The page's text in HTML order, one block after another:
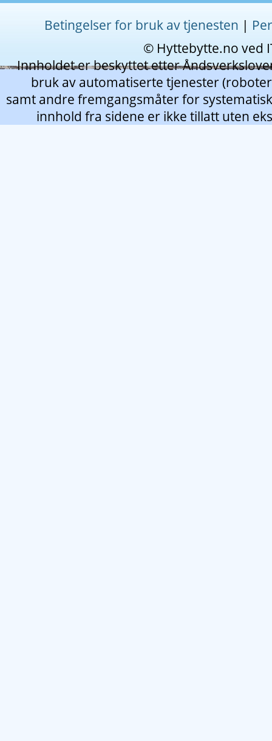
Betingelser for bruk av tjenesten |
© Hyttebytte.no ved
Innholdet er beskyttet etter
bruk av automatiserte tjenester
samt andre fremgangsmåter for
innhold fra sidene er ikke tillatt uten